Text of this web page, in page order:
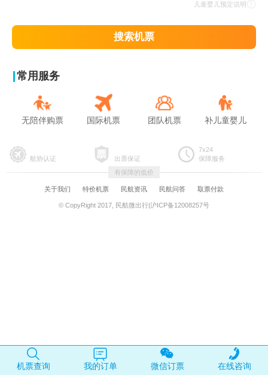
儿童婴儿预定说明
搜索机票
常用服务
无陪伴购票 国际机票 团队机票 补儿童婴儿
航协认证 出票保证
7x24
保障服务
有保障的低价
关于我们 特价机票 民航资讯 民航问答 取票付款
© CopyRight 2017, 民航微出行|沪ICP备12008257号
机票查询 我的订单 微信订票 在线咨询